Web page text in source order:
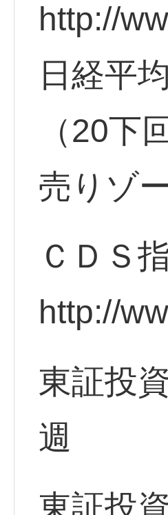
http://
日経平
（20下
売りゾ
ＣＤＳ
http://
東証投
週
東証投